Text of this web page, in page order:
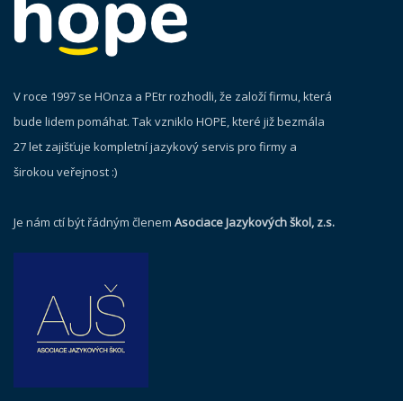
V roce 1997 se HOnza a PEtr rozhodli, že založí firmu, která
bude lidem pomáhat. Tak vzniklo HOPE, které již bezmála
27 let zajišťuje kompletní jazykový servis pro firmy a
širokou veřejnost :)
Je nám ctí být řádným členem Asociace Jazykových škol, z.s.